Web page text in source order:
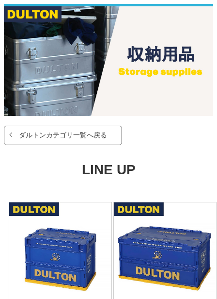
ダルトンカテゴリ一覧へ戻る
LINE UP